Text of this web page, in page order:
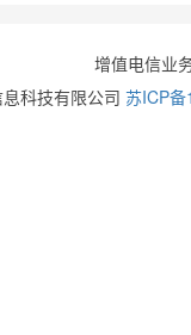
增值电信业
科技有限公司 苏ICP